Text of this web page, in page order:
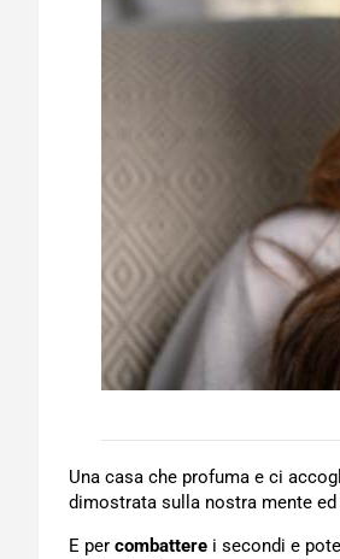
Una casa che profuma e ci
dimostrata sulla nostra mente
E per combattere i secondi e